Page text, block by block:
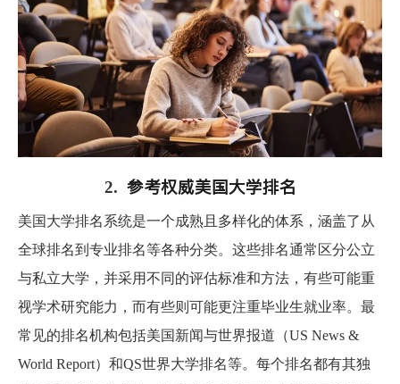
2. 参考权威美国大学排名
美国大学排名系统是一个成熟且多样化的体系，涵盖了从
全球排名到专业排名等各种分类。这些排名通常区分公立
与私立大学，并采用不同的评估标准和方法，有些可能重
视学术研究能力，而有些则可能更注重毕业生就业率。最
常见的排名机构包括美国新闻与世界报道（US News &
World Report）和QS世界大学排名等。每个排名都有其独